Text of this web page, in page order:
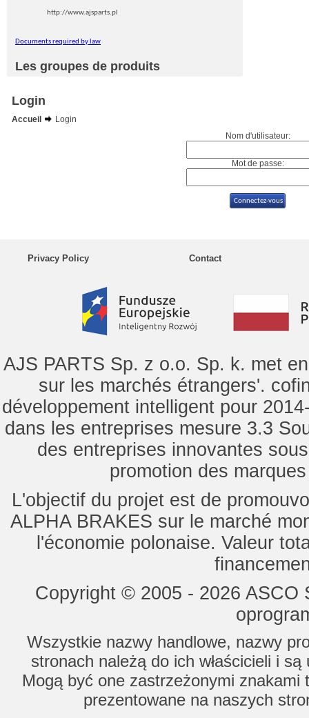
http://www.ajsparts.pl
Documents required by law
Les groupes de produits
Login
Accueil
Login
Nom d'utilisateur:
Mot de passe:
Privacy Policy Contact
AJS PARTS Sp. z o.o. Sp. k. met
sur les marchés étrangers'.
développement intelligent pour
dans les entreprises mesure 3.3
des entreprises innovantes
promotion des
L'objectif du projet est de
ALPHA BRAKES sur le marché
l'économie polonaise. Valeur
Copyright © 2005 - 2026
Wszystkie nazwy handlowe, nazwy
stronach należą do ich właścicieli i
Mogą być one zastrzeżonymi znakami
prezentowane na naszych